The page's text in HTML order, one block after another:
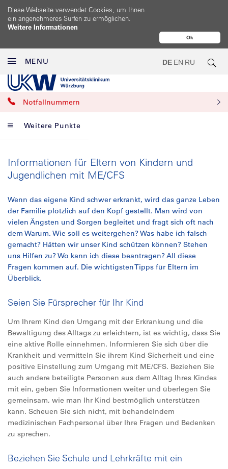
Ok
Diese Webseite verwendet Cookies, um Ihnen
ein angenehmeres Surfen zu ermöglichen.
Weitere Informationen
MENU DE EN RU
Notfallnummern
Weitere Punkte
Informationen für Eltern von Kindern und
Jugendlichen mit ME/CFS
Wenn das eigene Kind schwer erkrankt, wird das ganze Leben
der Familie plötzlich auf den Kopf gestellt. Man wird von
vielen Ängsten und Sorgen begleitet und fragt sich oft nach
dem Warum. Wie soll es weitergehen? Was habe ich falsch
gemacht? Hätten wir unser Kind schützen können? Stehen
uns Hilfen zu? Wo kann ich diese beantragen?All diese
Fragen kommen auf. Die wichtigsten Tipps für Eltern im
Überblick.
Seien Sie Fürsprecher für Ihr Kind
Um Ihrem Kind den Umgang mit der Erkrankung und die
Bewältigung des Alltags zu erleichtern, ist es wichtig, dass Sie
eine aktive Rolle einnehmen. Informieren Sie sich über die
Krankheit und vermitteln Sie ihrem Kind Sicherheit und eine
positive Einstellung zum Umgang mit ME/CFS. Beziehen Sie
auch andere beteiligte Personen aus dem Alltag Ihres Kindes
mit ein, geben Sie Informationen weiter und überlegen Sie
gemeinsam, wie man Ihr Kind bestmöglich unterstützen
kann. Scheuen Sie sich nicht, mit behandelndem
medizinischen Fachpersonal über Ihre Fragen und Bedenken
zu sprechen.
Beziehen Sie Schule und Lehrkräfte mit ein